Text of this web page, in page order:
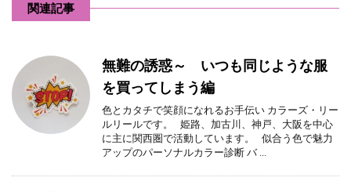
関連記事
無難の誘惑～ いつも同じような服
を買ってしまう編
色とカタチで笑顔になれるお手伝い カラーズ・リー
ルリールです。 姫路、加古川、神戸、大阪を中心
に主に関西圏で活動しています。 似合う色で魅力
アップのパーソナルカラー診断 バ ...